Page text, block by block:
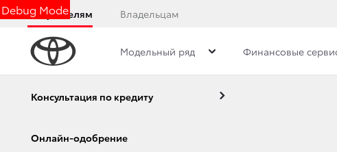
Debug Mode
Покупателям Владельцам
Модельный ряд Финансовые
Консультация по кредиту
Онлайн-одобрение
Дилерский центр Новости